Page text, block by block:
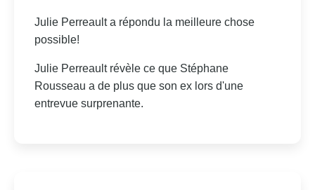
Julie Perreault a répondu la meilleure chose
possible!
Julie Perreault révèle ce que Stéphane
Rousseau a de plus que son ex lors d'une
entrevue surprenante.